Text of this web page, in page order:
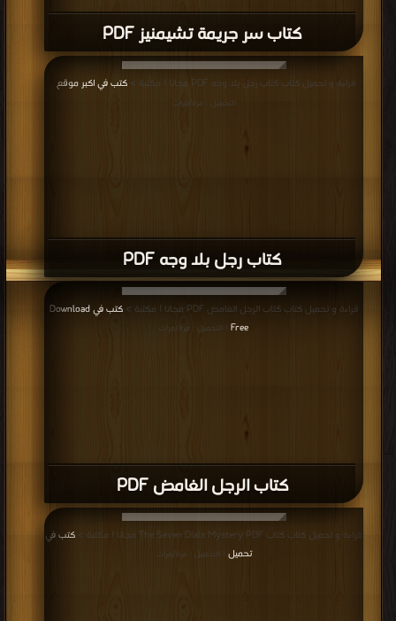
كتاب سر جريمة تشيمنيز PDF
كتاب رجل بلا وجه PDF
قراءة و تحميل كتاب كتاب رجل بلا وجه PDF مجانا | مكتبة > كتب في اكبر موقع
التحميل : مرة/مرات
كتاب الرجل الغامض PDF
قراءة و تحميل كتاب كتاب الرجل الغامض PDF مجانا | مكتبة >
كتب في Download
Free
| التحميل : مرة/مرات
قراءة و تحميل كتاب كتاب The Seven Dials Mystery PDF مجانا | مكتبة >
كتب في
تحميل
| التحميل : مرة/مرات